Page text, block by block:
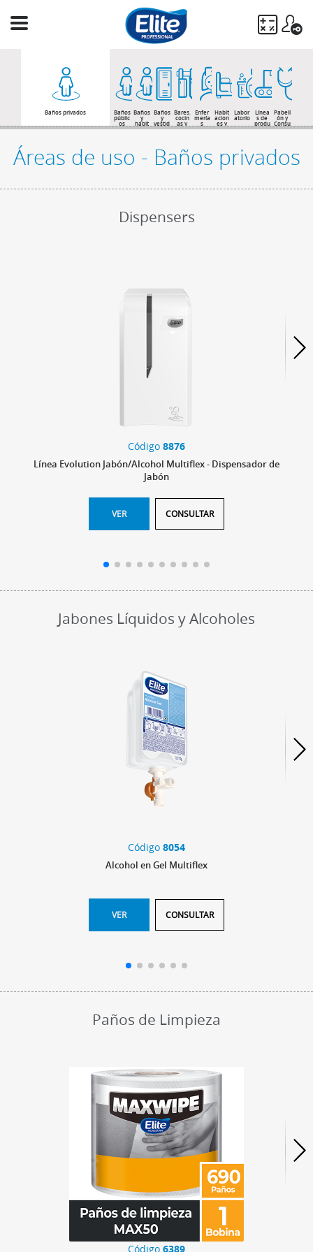
búsqueda
Baños privados
Baños
públic
os
Baños
y
habit
acion
Baños
y
vestid
ores
Bares,
cocin
as y
come
Enfer
mería
s
Habit
acion
es y
baños
Labor
atorio
Línea
s de
produ
cción
Pabell
ón y
Consu
ltas
Áreas de uso - Baños privados
Dispensers
Código 8876
Línea Evolution Jabón/Alcohol Multiflex - Dispensador de
Jabón
VER CONSULTAR
Jabones Líquidos y Alcoholes
Código 8054
Alcohol en Gel Multiflex
VER CONSULTAR
Paños de Limpieza
Código 6389